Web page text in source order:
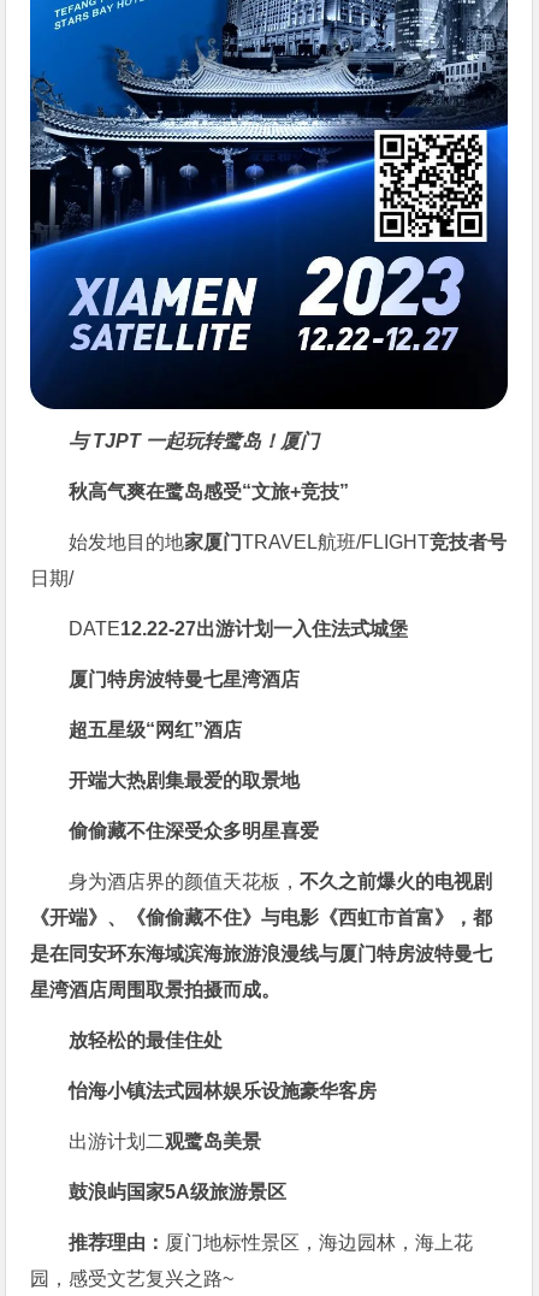
与 TJPT 一起玩转鹭岛！ 厦门
秋高气爽在鹭岛感受“文旅+竞技”
始发地目的地家厦门TRAVEL航班/FLIGHT竞技者号
日期/
DATE12.22-27出游计划一入住法式城堡
厦门特房波特曼七星湾酒店
超五星级“网红”酒店
开端大热剧集最爱的取景地
偷偷藏不住深受众多明星喜爱
身为酒店界的颜值天花板，不久之前爆火的电视剧
《开端》、《偷偷藏不住》与电影《西虹市首富》，都
是在同安环东海域滨海旅游浪漫线与厦门特房波特曼七
星湾酒店周围取景拍摄而成。
放轻松的最佳住处
怡海小镇法式园林娱乐设施豪华客房
出游计划二观鹭岛美景
鼓浪屿国家5A级旅游景区
推荐理由： 厦门地标性景区，海边园林，海上花
园，感受文艺复兴之路~